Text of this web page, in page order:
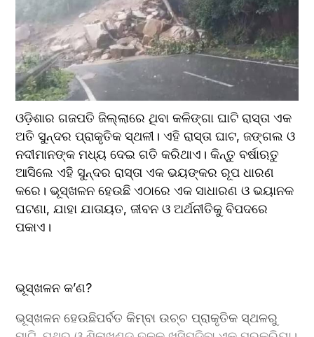
ଓଡ଼ିଶାର ଗଜପତି ଜିଲ୍ଲାରେ ଥିବା କଳିଙ୍ଗା ଘାଟି ରାସ୍ତା ଏକ
ଅତି ସୁନ୍ଦର ପ୍ରାକୃତିକ ସ୍ଥଳୀ। ଏହି ରାସ୍ତା ଘାଟ, ଜଙ୍ଗଲ ଓ
ନଦୀମାନଙ୍କ ମଧ୍ୟ ଦେଇ ଗତି କରିଥାଏ। କିନ୍ତୁ ବର୍ଷାଋତୁ
ଆସିଲେ ଏହି ସୁନ୍ଦର ରାସ୍ତା ଏକ ଭୟଙ୍କର ରୂପ ଧାରଣ
କରେ। ଭୂସ୍ଖଳନ ହେଉଛି ଏଠାରେ ଏକ ସାଧାରଣ ଓ ଭୟାନକ
ଘଟଣା, ଯାହା ଯାତାୟତ, ଜୀବନ ଓ ଅର୍ଥନୀତିକୁ ବିପଦରେ
ପକାଏ।
ଭୂସ୍ଖଳନ କ’ଣ?
ଭୂସ୍ଖଳନ ହେଉଛିପର୍ବତ କିମ୍ବା ଉଚ୍ଚ ପ୍ରାକୃତିକ ସ୍ଥଳରୁ